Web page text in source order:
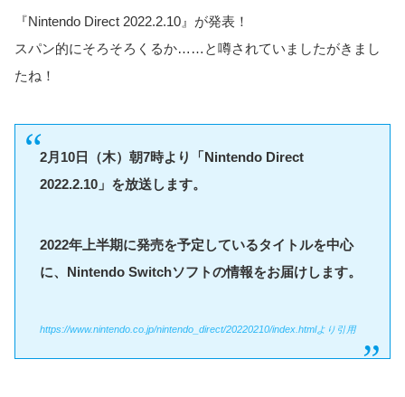
『Nintendo Direct 2022.2.10』が発表！
スパン的にそろそろくるか……と噂されていましたがきまし
たね！
2月10日（木）朝7時より「Nintendo Direct
2022.2.10」を放送します。
2022年上半期に発売を予定しているタイトルを中心
に、Nintendo Switchソフトの情報をお届けします。
https://www.nintendo.co.jp/nintendo_direct/20220210/index.htmlより引用